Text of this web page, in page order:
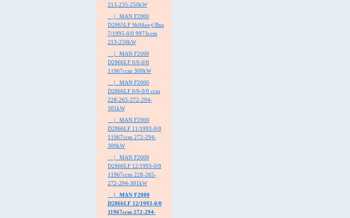
213-235-250kW
|_ MAN F2000
D2865LF Skříňový/Bus
7/1995-0/0 9973ccm
213-250kW
|_ MAN F2000
D2866LF 0/0-0/0
11967ccm 309kW
|_ MAN F2000
D2866LF 0/0-0/0 ccm
228-265-272-294-
301kW
|_ MAN F2000
D2866LF 11/1993-0/0
11967ccm 272-294-
309kW
|_ MAN F2000
D2866LF 12/1993-0/0
11967ccm 228-265-
272-294-301kW
|_ MAN F2000
D2866LF 12/1993-0/0
11967ccm 272-294-